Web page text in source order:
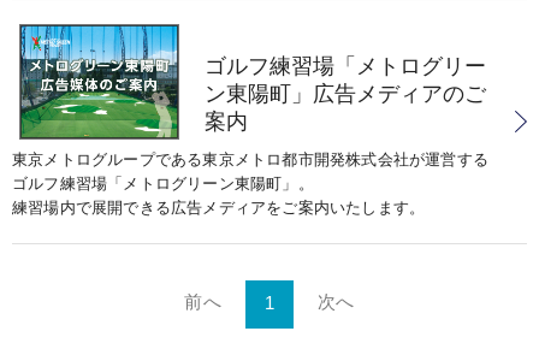
ゴルフ練習場「メトログリー
ン東陽町」広告メディアのご
案内
東京メトログループである東京メトロ都市開発株式会社が運営する
ゴルフ練習場「メトログリーン東陽町」。
練習場内で展開できる広告メディアをご案内いたします。
前へ 1 次へ